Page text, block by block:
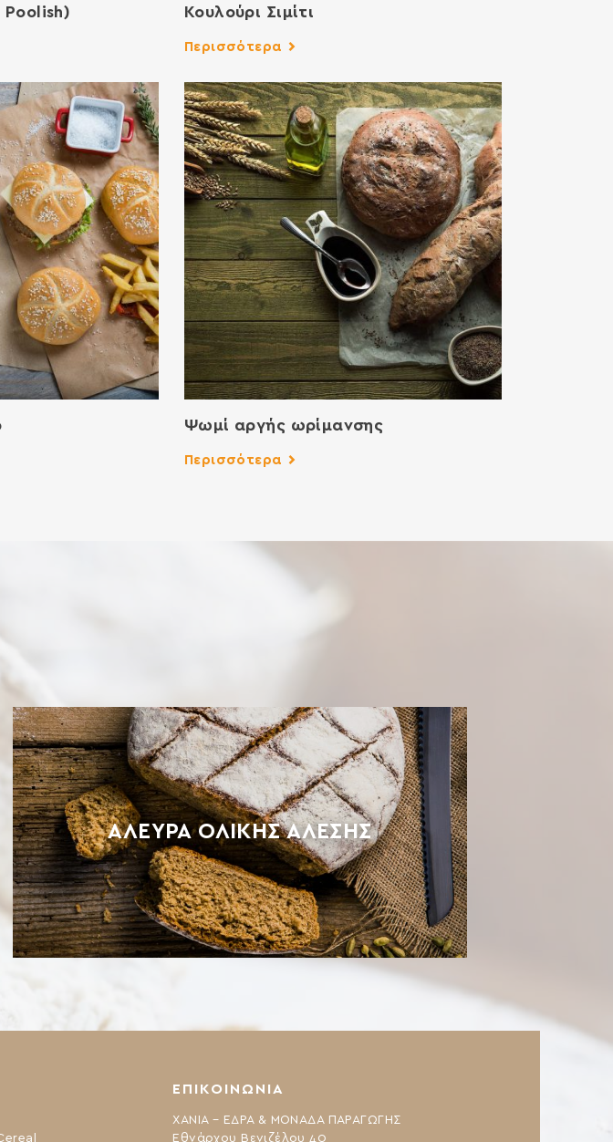
Κουλούρι Σιμίτι
Περισσότερα
Ψωμί αργής ωρίμανσης
Περισσότερα
ΆΛΕΥΡΑ ΟΛΙΚΉΣ ΆΛΕΣΗΣ
ΕΠΙΚΟΙΝΩΝΙΑ
ΧΑΝΙΑ – ΕΔΡΑ & ΜΟΝΑΔΑ ΠΑΡΑΓΩΓΗΣ
Εθνάρχου Βενιζέλου 40